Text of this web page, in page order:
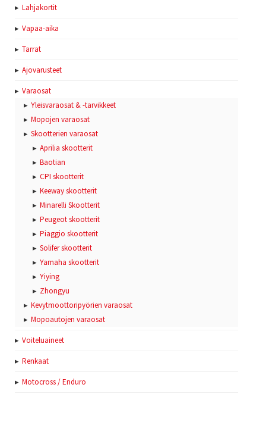
Lahjakortit
Vapaa-aika
Tarrat
Ajovarusteet
Varaosat
Yleisvaraosat & -tarvikkeet
Mopojen varaosat
Skootterien varaosat
Aprilia skootterit
Baotian
CPI skootterit
Keeway skootterit
Minarelli Skootterit
Peugeot skootterit
Piaggio skootterit
Solifer skootterit
Yamaha skootterit
Yiying
Zhongyu
Kevytmoottoripyörien varaosat
Mopoautojen varaosat
Voiteluaineet
Renkaat
Motocross / Enduro